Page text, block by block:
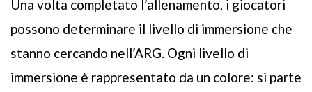
Una volta completato l’allenamento, i giocatori
possono determinare il livello di immersione che
stanno cercando nell’ARG. Ogni livello di
immersione è rappresentato da un colore: si parte